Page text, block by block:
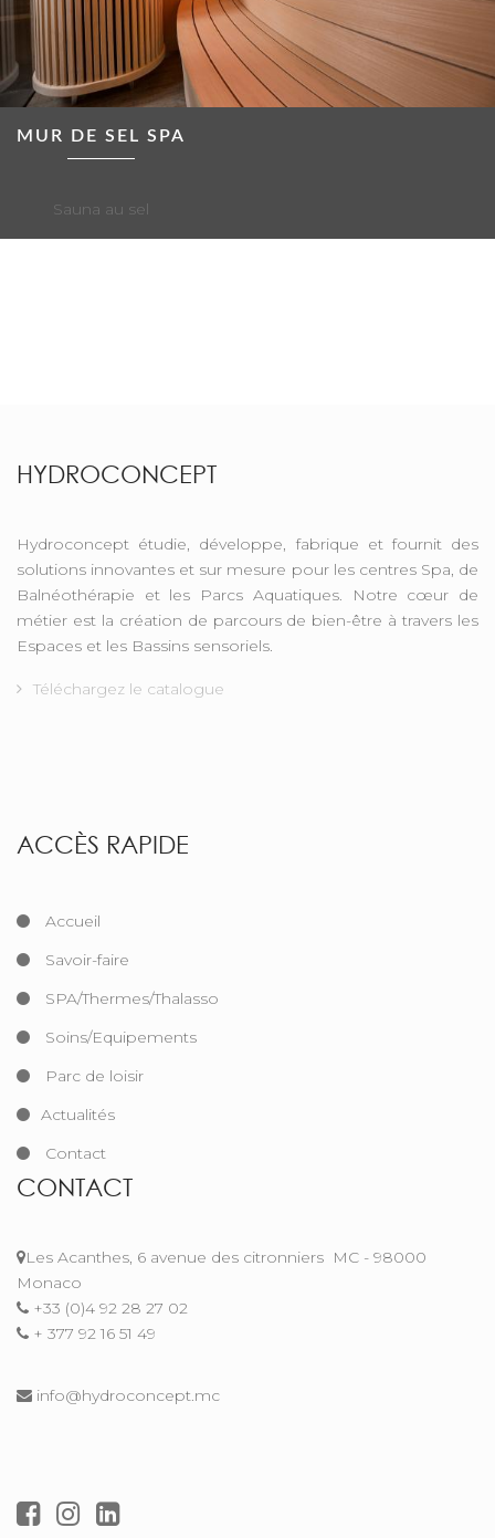
MUR DE SEL SPA
Sauna au sel
HYDROCONCEPT
Hydroconcept étudie, développe, fabrique et fournit des
solutions innovantes et sur mesure pour les centres Spa, de
Balnéothérapie et les Parcs Aquatiques. Notre cœur de
métier est la création de parcours de bien-être à travers les
Espaces et les Bassins sensoriels.
Téléchargez le catalogue
ACCÈS RAPIDE
Accueil
Savoir-faire
SPA/Thermes/Thalasso
Soins/Equipements
Parc de loisir
Actualités
Contact
CONTACT
Les Acanthes, 6 avenue des citronniers MC - 98000
Monaco
+33 (0)4 92 28 27 02
+ 377 92 16 51 49
info@hydroconcept.mc